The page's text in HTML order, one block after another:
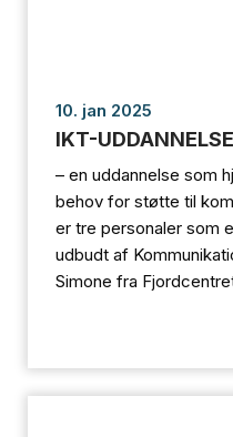
10. jan 2025
IKT-
– en uddannelse som
behov for støtte til
er tre personaler som
udbudt af
Simone fra